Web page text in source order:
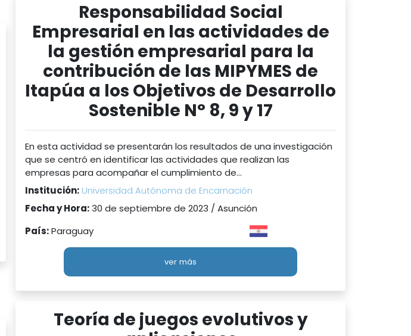
Responsabilidad Social
Empresarial en las actividades de
la gestión empresarial para la
contribución de las MIPYMES de
Itapúa a los Objetivos de Desarrollo
Sostenible N° 8, 9 y 17
En esta actividad se presentarán los resultados de una investigación
que se centró en identificar las actividades que realizan las
empresas para acompañar el cumplimiento de...
Institución: Universidad Autónoma de Encarnación
Fecha y Hora:30 de septiembre de 2023 / Asunción
País:Paraguay
ver más
Teoría de juegos evolutivos y